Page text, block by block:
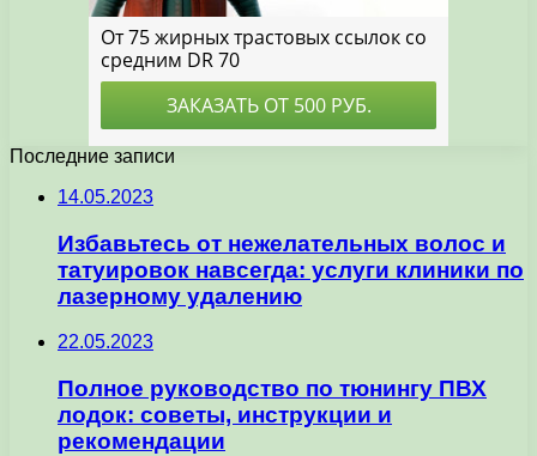
Последние записи
14.05.2023
Избавьтесь от нежелательных волос и
татуировок навсегда: услуги клиники по
лазерному удалению
22.05.2023
Полное руководство по тюнингу ПВХ
лодок: советы, инструкции и
рекомендации